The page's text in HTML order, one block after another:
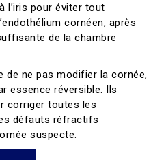
l’iris pour éviter tout
cornéen, après
de la chambre
de ne pas modifier la cornée,
essence réversible. Ils
corriger toutes les
défauts réfractifs
suspecte.